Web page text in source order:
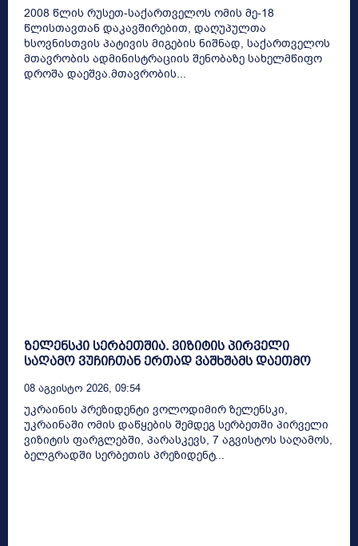
2008 წლის რუსეთ-საქართველოს ომის მე-18
წლისთავთან დაკავშირებით, დაღუპულთა
ხსოვნისთვის პატივის მიგების ნიშნად, საქართველოს
მთავრობის ადმინისტრაციის შენობაზე სახელმწიფო
დროშა დაეშვა.მთავრობის...
ზელენსკი სერბეთშია. ვიზიტის პირველი
საღამო ვუჩიჩთან ერთად ვაშხშამს დაეთმო
08 Აგვისტო 2026, 09:54
უკრაინის პრეზიდენტი ვოლოდიმირ ზელენსკი,
უკრაინაში ომის დაწყების შემდეგ სერბეთში პირველი
ვიზიტის ფარგლებში, პარასკევს, 7 აგვისტოს საღამოს,
ბელგრადში სერბეთის პრეზიდენტ...